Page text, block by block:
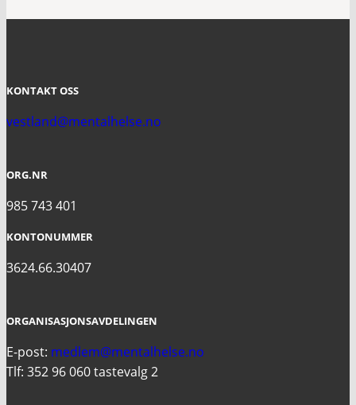
KONTAKT OSS
vestland@mentalhelse.no
ORG.NR
985 743 401
KONTONUMMER
3624.66.30407
ORGANISASJONSAVDELINGEN
E-post: medlem@mentalhelse.no
Tlf: 352 96 060 tastevalg 2